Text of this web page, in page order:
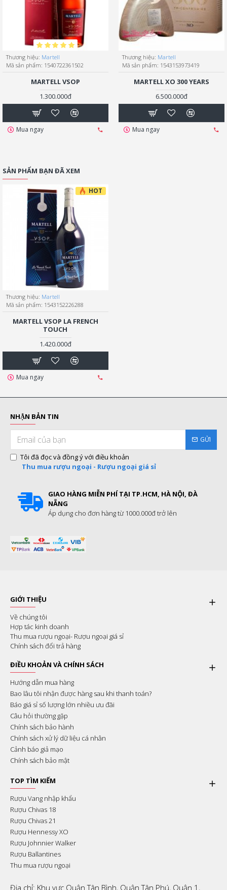
Thương hiệu: Martell
Mã sản phẩm: 1540722361502
MARTELL VSOP
1.300.000đ
Mua ngay
Thương hiệu: Martell
Mã sản phẩm: 1543153973419
MARTELL XO 300 YEARS
6.500.000đ
Mua ngay
SẢN PHẨM BẠN ĐÃ XEM
HOT
Thương hiệu: Martell
Mã sản phẩm: 1543152226288
MARTELL VSOP LA FRENCH
TOUCH
1.420.000đ
Mua ngay
NHẬN BẢN TIN
GỬI
Tôi đã đọc và đồng ý với điều khoản
Thu mua rượu ngoại - Rượu ngoại giá sỉ
GIAO HÀNG MIỄN PHÍ TẠI TP.HCM, HÀ NỘI, ĐÀ
NẴNG
Áp dụng cho đơn hàng từ 1000.000đ trở lên
GIỚI THIỆU
Về chúng tôi
Hợp tác kinh doanh
Thu mua rượu ngoại- Rượu ngoại giá sỉ
Chính sách đổi trả hàng
ĐIỀU KHOẢN VÀ CHÍNH SÁCH
Hướng dẫn mua hàng
Bao lâu tôi nhận được hàng sau khi thanh toán?
Báo giá sỉ số lượng lớn nhiều ưu đãi
Câu hỏi thường gặp
Chính sách bảo hành
Chính sách xử lý dữ liệu cá nhân
Cảnh báo giả mạo
Chính sách bảo mật
TOP TÌM KIẾM
Rượu Vang nhập khẩu
Rượu Chivas 18
Rượu Chivas 21
Rượu Hennessy XO
Rượu Johnnier Walker
Rượu Ballantines
Thu mua rượu ngoại
Địa chỉ: Khu vực Quận Tân Bình, Quận Tân Phú, Quận 1,